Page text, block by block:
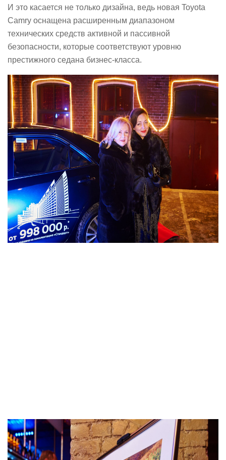
И это касается не только дизайна, ведь новая Toyota
Camry оснащена расширенным диапазоном
технических средств активной и пассивной
безопасности, которые соответствуют уровню
престижного седана бизнес-класса.